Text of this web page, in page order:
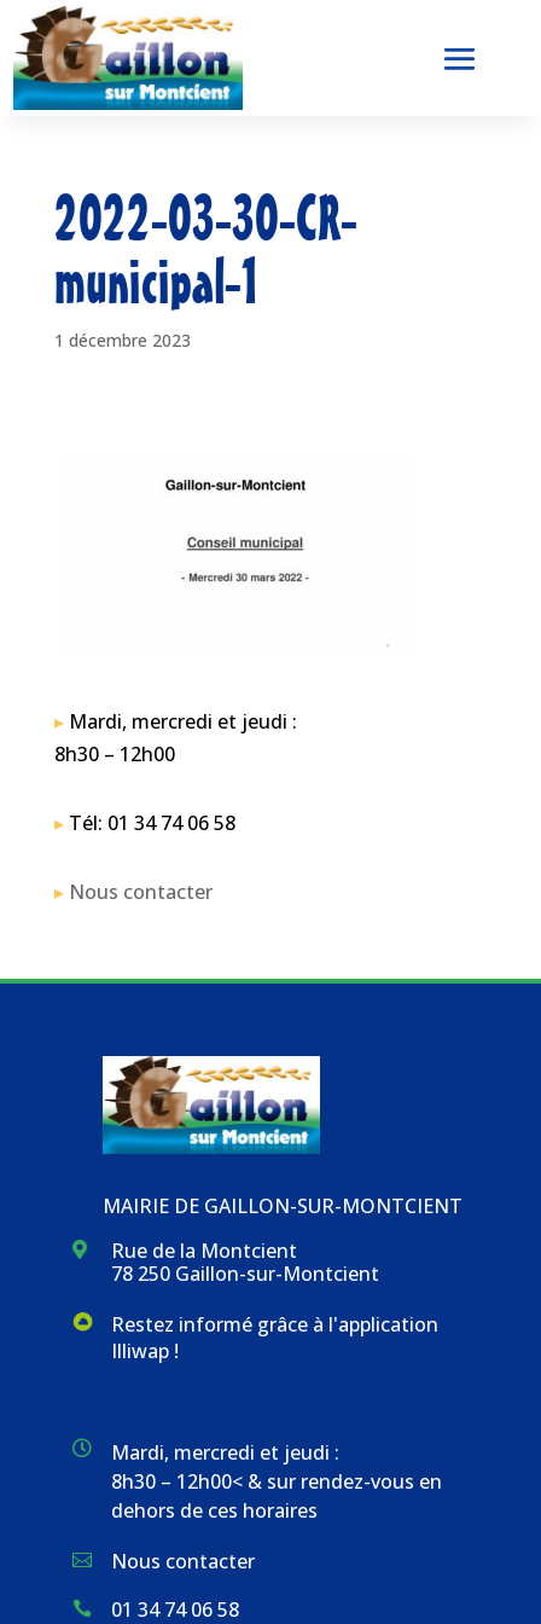
2022-03-30-CR-
municipal-1
1 décembre 2023
▸Mardi, mercredi et jeudi :
8h30 – 12h00
▸Tél: 01 34 74 06 58
▸ Nous contacter
MAIRIE DE GAILLON-SUR-MONTCIENT

Rue de la Montcient
78 250 Gaillon-sur-Montcient
Restez informé grâce à l'application
Illiwap !

Mardi, mercredi et jeudi :
8h30 – 12h00< & sur rendez-vous en
dehors de ces horaires
 Nous contacter
 01 34 74 06 58